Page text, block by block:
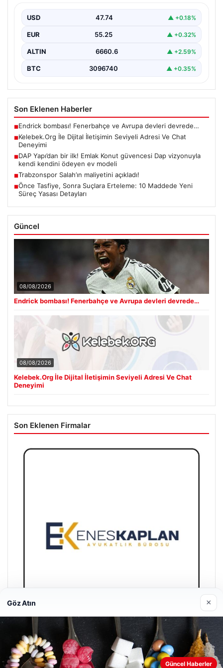
iletişim oluşturması ciddi bir değer barındırmaktadır.
Halen birçok…
USD 47.74 ▲ +0.18%
EUR 55.25 ▲ +0.32%
ALTIN 6660.6 ▲ +2.59%
BTC 3096740 ▲ +0.35%
Son Eklenen Haberler
■Endrick bombası! Fenerbahçe ve Avrupa devleri devrede…
■Kelebek.Org İle Dijital İletişimin Seviyeli Adresi Ve Chat
Deneyimi
■DAP Yapı’dan bir ilk! Emlak Konut güvencesi Dap vizyonuyla
kendi kendini ödeyen ev modeli
■Trabzonspor Salah’ın maliyetini açıkladı!
■Önce Tasfiye, Sonra Suçlara Erteleme: 10 Maddede Yeni
Süreç Yasası Detayları
Güncel
08/08/2026
Endrick bombası! Fenerbahçe ve Avrupa devleri devrede…
08/08/2026
Kelebek.Org İle Dijital İletişimin Seviyeli Adresi Ve Chat
Deneyimi
Son Eklenen Firmalar
Enes Kaplan Avukatlık Bürosu
28/04/2026
Göz Atın ×
Güncel Haberler